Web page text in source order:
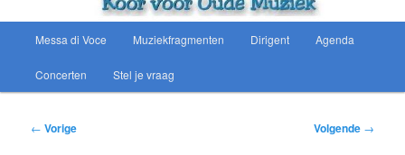
Messa di Voce Muziekfragmenten Dirigent Agenda
Concerten Stel je vraag
Bericht
← Vorige Volgende →